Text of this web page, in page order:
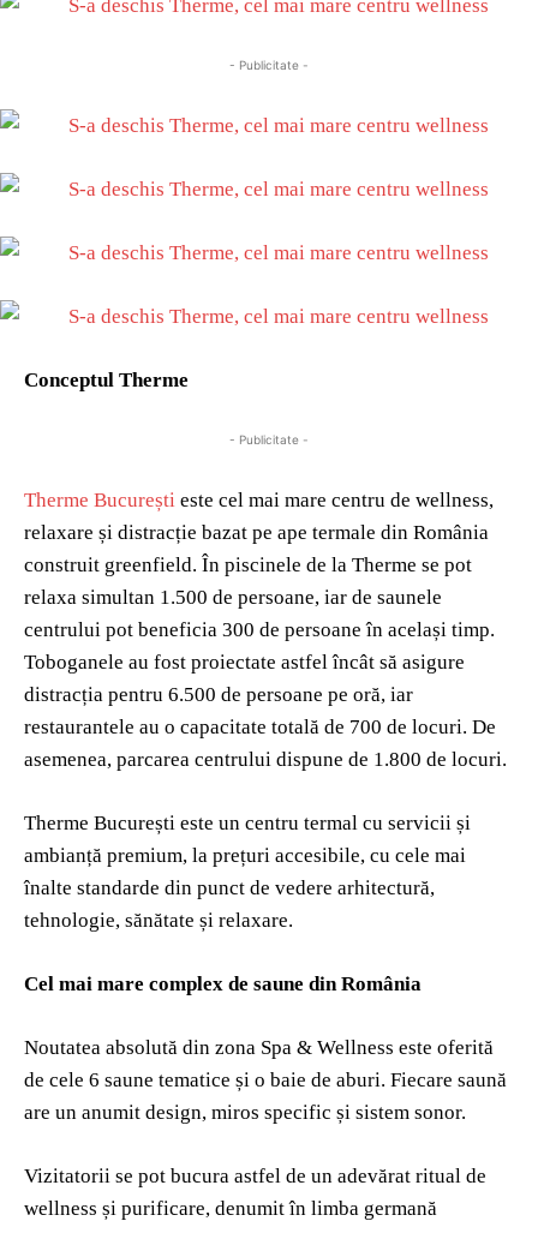
- Publicitate -
Conceptul Therme
- Publicitate -
Therme București este cel mai mare centru de wellness,
relaxare și distracție bazat pe ape termale din România
construit greenfield. În piscinele de la Therme se pot
relaxa simultan 1.500 de persoane, iar de saunele
centrului pot beneficia 300 de persoane în același timp.
Toboganele au fost proiectate astfel încât să asigure
distracția pentru 6.500 de persoane pe oră, iar
restaurantele au o capacitate totală de 700 de locuri. De
asemenea, parcarea centrului dispune de 1.800 de locuri.
Therme București este un centru termal cu servicii și
ambianță premium, la prețuri accesibile, cu cele mai
înalte standarde din punct de vedere arhitectură,
tehnologie, sănătate și relaxare.
Cel mai mare complex de saune din România
Noutatea absolută din zona Spa & Wellness este oferită
de cele 6 saune tematice și o baie de aburi. Fiecare saună
are un anumit design, miros specific și sistem sonor.
Vizitatorii se pot bucura astfel de un adevărat ritual de
wellness și purificare, denumit în limba germană